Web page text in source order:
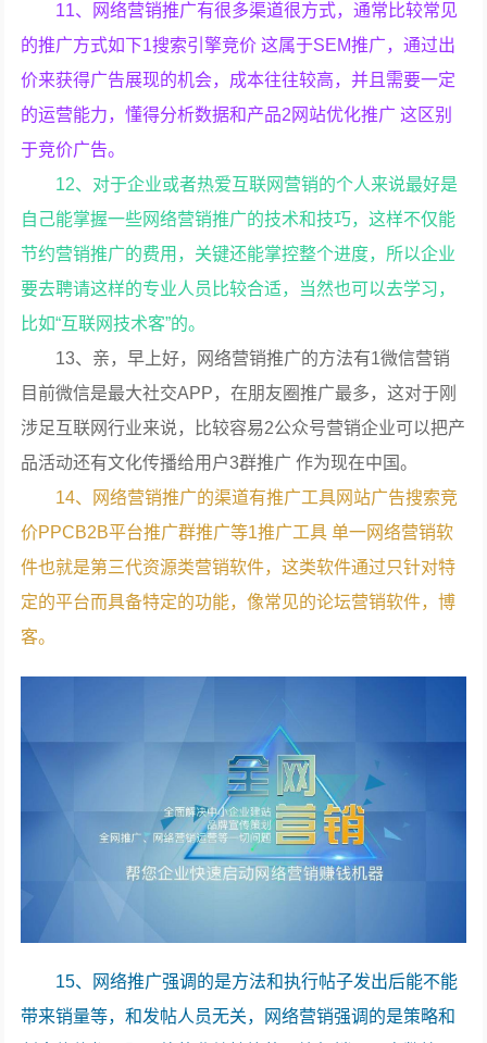
11、网络营销推广有很多渠道很方式，通常比较常见
的推广方式如下1搜索引擎竞价 这属于SEM推广，通过出
价来获得广告展现的机会，成本往往较高，并且需要一定
的运营能力，懂得分析数据和产品2网站优化推广 这区别
于竞价广告。
12、对于企业或者热爱互联网营销的个人来说最好是
自己能掌握一些网络营销推广的技术和技巧，这样不仅能
节约营销推广的费用，关键还能掌控整个进度，所以企业
要去聘请这样的专业人员比较合适，当然也可以去学习，
比如“互联网技术客”的。
13、亲，早上好，网络营销推广的方法有1微信营销
目前微信是最大社交APP，在朋友圈推广最多，这对于刚
涉足互联网行业来说，比较容易2公众号营销企业可以把产
品活动还有文化传播给用户3群推广 作为现在中国。
14、网络营销推广的渠道有推广工具网站广告搜索竞
价PPCB2B平台推广群推广等1推广工具 单一网络营销软
件也就是第三代资源类营销软件，这类软件通过只针对特
定的平台而具备特定的功能，像常见的论坛营销软件，博
客。
15、网络推广强调的是方法和执行帖子发出后能不能
带来销量等，和发帖人员无关，网络营销强调的是策略和